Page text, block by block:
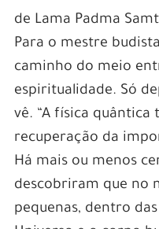
de Lama Padma
Para o mestre
caminho do meio
espiritualidade. Só
vê. “A física
recuperação da
Há mais ou menos
descobriram que no
pequenas, dentro